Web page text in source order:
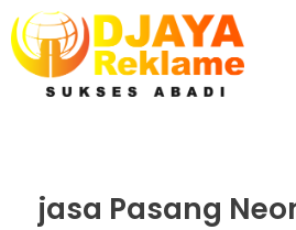
jasa Pasang